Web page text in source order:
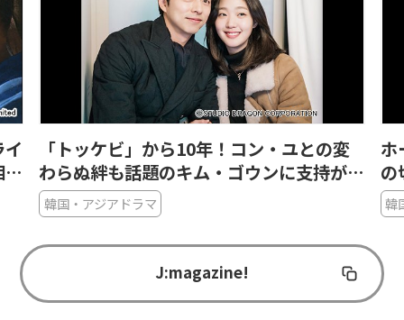
が集
ホーユー（何与）が血のつながらない妹へ
の切ない恋を熱演！中国ドラマ「それで
も、恋をするには近すぎる」の魅力
韓国・アジアドラマ
J:magazine!